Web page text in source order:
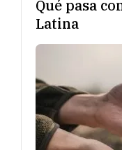
Qué pasa
Latina